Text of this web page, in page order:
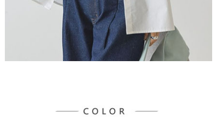
４．使用「AFTEE先享後付」時，將依據個別帳號之用戶狀況，依本公司即
時審查核予不同之上限額度；若仍有額度不足之情形，本公司將視審查結果
請求用戶進行身份認證。
５．嚴禁一人註冊多個帳號或使用他人資訊註冊。若發現惡意使用之情形，
恩沛科技股份有限公司將有權停止該用戶之使用額度並採取法律行動。
每筆NT$90，滿NT$888(含以上)免運費